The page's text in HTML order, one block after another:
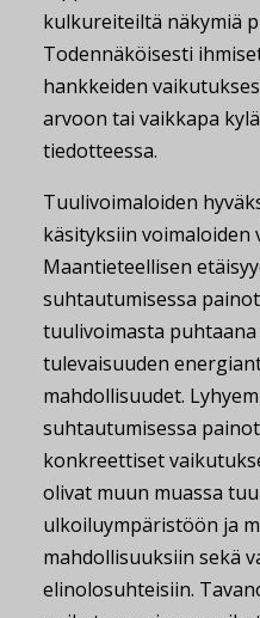
kulkureiteiltä näkymiä
Todennäköisesti
hankkeiden
arvoon tai vaikkapa
tiedotteessa.
Tuulivoimaloiden
käsityksiin voimaloiden
Maantieteellisen
suhtautumisessa
tuulivoimasta
tulevaisuuden
mahdollisuudet.
suhtautumisessa
konkreettiset
olivat muun muassa
ulkoiluympäristöön ja
mahdollisuuksiin sekä
elinolosuhteisiin.